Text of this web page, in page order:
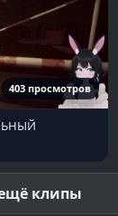
403 просмотров
клипы